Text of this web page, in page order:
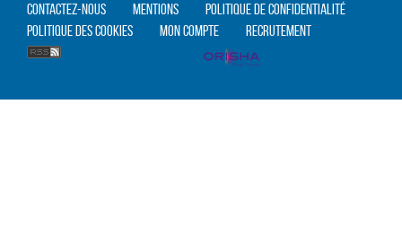
Contactez-nous
Mentions
Politique de confidentialité
Politique des cookies
Mon compte Recrutement